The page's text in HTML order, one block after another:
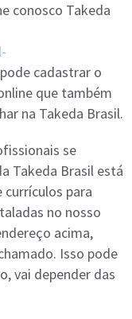
conosco Takeda
cadastrar o
que também
na Takeda Brasil.
se
Takeda Brasil está
currículos para
no nosso
acima,
Isso pode
vai depender das